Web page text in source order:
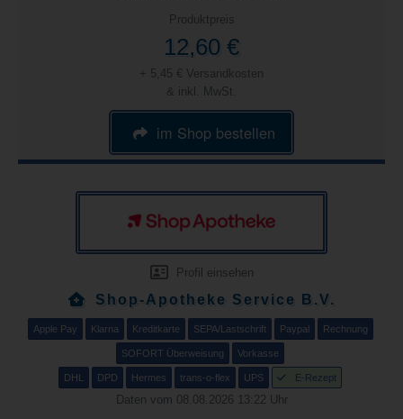
Produktpreis
12,60 €
+ 5,45 € Versandkosten
& inkl. MwSt.
im Shop bestellen
Profil einsehen
Shop-Apotheke Service B.V.
Apple Pay Klarna Kreditkarte SEPA/Lastschrift Paypal Rechnung
SOFORT Überweisung Vorkasse
DHL DPD Hermes trans-o-flex UPS E-Rezept
Daten vom 08.08.2026 13:22 Uhr